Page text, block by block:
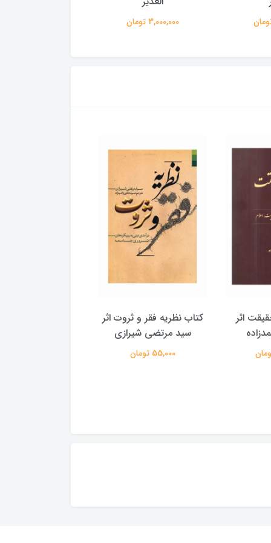
3,000,000 تومان
اثر
کتاب نظریه فقر و ثروت اثر
سید مرتضی شیرازی
55,000 تومان